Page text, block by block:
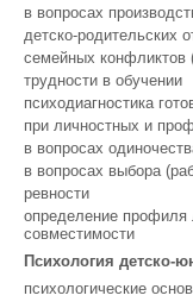
в вопросах
детско-родительских
семейных конфликтов
трудности в обучении
психодиагностика
при личностных и
в вопросах
в вопросах выбора
ревности
определение профиля
совместимости
Психология детско-
психологические